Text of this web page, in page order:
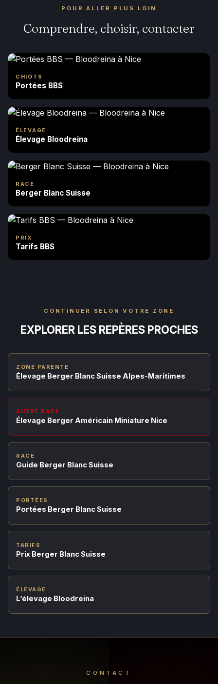
POUR ALLER PLUS LOIN
Comprendre, choisir, contacter
CHIOTS
Portées BBS
ÉLEVAGE
Élevage Bloodreina
RACE
Berger Blanc Suisse
PRIX
Tarifs BBS
CONTINUER SELON VOTRE ZONE
EXPLORER LES REPÈRES PROCHES
ZONE PARENTE
Élevage Berger Blanc Suisse Alpes-Maritimes
AUTRE RACE
Élevage Berger Américain Miniature Nice
RACE
Guide Berger Blanc Suisse
PORTÉES
Portées Berger Blanc Suisse
TARIFS
Prix Berger Blanc Suisse
ÉLEVAGE
L’élevage Bloodreina
CONTACT